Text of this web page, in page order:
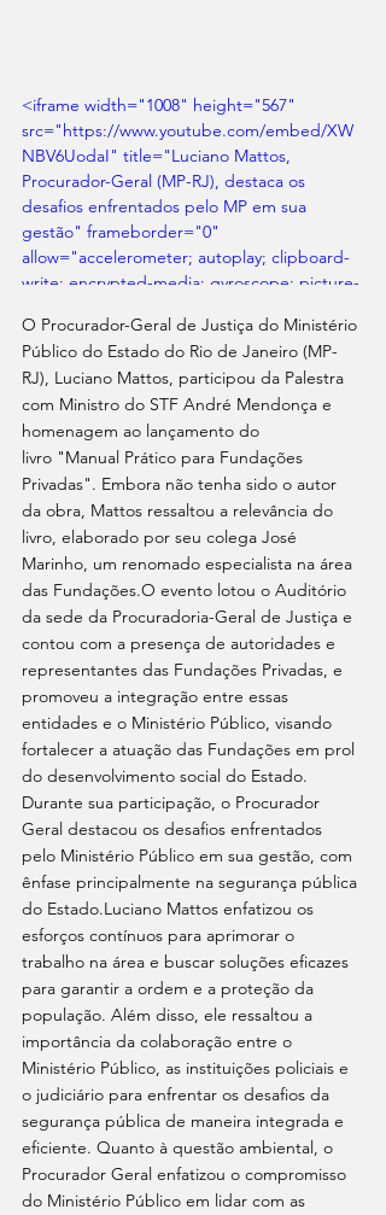
<iframe width="1008" height="567"
src="https://www.youtube.com/embed/XW
NBV6UodaI" title="Luciano Mattos,
Procurador-Geral (MP-RJ), destaca os
desafios enfrentados pelo MP em sua
gestão" frameborder="0"
allow="accelerometer; autoplay; clipboard-
write; encrypted-media; gyroscope; picture-
origin-when-cross-origin" allowfullscreen>
</iframe>
O Procurador-Geral de Justiça do Ministério
Público do Estado do Rio de Janeiro (MP-
RJ), Luciano Mattos, participou da Palestra
com Ministro do STF André Mendonça e
homenagem ao lançamento do
livro "Manual Prático para Fundações
Privadas". Embora não tenha sido o autor
da obra, Mattos ressaltou a relevância do
livro, elaborado por seu colega José
Marinho, um renomado especialista na área
das Fundações.O evento lotou o Auditório
da sede da Procuradoria-Geral de Justiça e
contou com a presença de autoridades e
representantes das Fundações Privadas, e
promoveu a integração entre essas
entidades e o Ministério Público, visando
fortalecer a atuação das Fundações em prol
do desenvolvimento social do Estado.
Durante sua participação, o Procurador
Geral destacou os desafios enfrentados
pelo Ministério Público em sua gestão, com
ênfase principalmente na segurança pública
do Estado.Luciano Mattos enfatizou os
esforços contínuos para aprimorar o
trabalho na área e buscar soluções eficazes
para garantir a ordem e a proteção da
população. Além disso, ele ressaltou a
importância da colaboração entre o
Ministério Público, as instituições policiais e
o judiciário para enfrentar os desafios da
segurança pública de maneira integrada e
eficiente. Quanto à questão ambiental, o
Procurador Geral enfatizou o compromisso
do Ministério Público em lidar com as